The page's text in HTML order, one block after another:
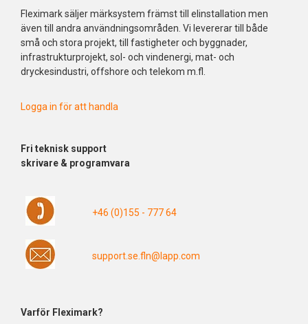
Fleximark säljer märksystem främst till elinstallation men
även till andra användningsområden. Vi levererar till både
små och stora projekt, till fastigheter och byggnader,
infrastrukturprojekt, sol- och vindenergi, mat- och
dryckesindustri, offshore och telekom m.fl.
Logga in för att handla
Fri teknisk support
skrivare & programvara
+46 (0)155 - 777 64
support.se.fln@lapp.com
Varför Fleximark?